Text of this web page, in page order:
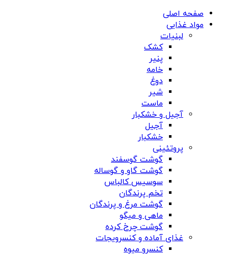
صفحه اصلی
مواد غذایی
لبنیات
کشک
پنیر
خامه
دوغ
شیر
ماست
آجیل و خشکبار
آجیل
خشکبار
پروتئینی
گوشت گوسفند
گوشت گاو و گوساله
سوسیس کالباس
تخم پرندگان
گوشت مرغ و پرندگان
ماهی و میگو
گوشت چرخ کرده
غذای آماده و کنسرویجات
کنسرو میوه